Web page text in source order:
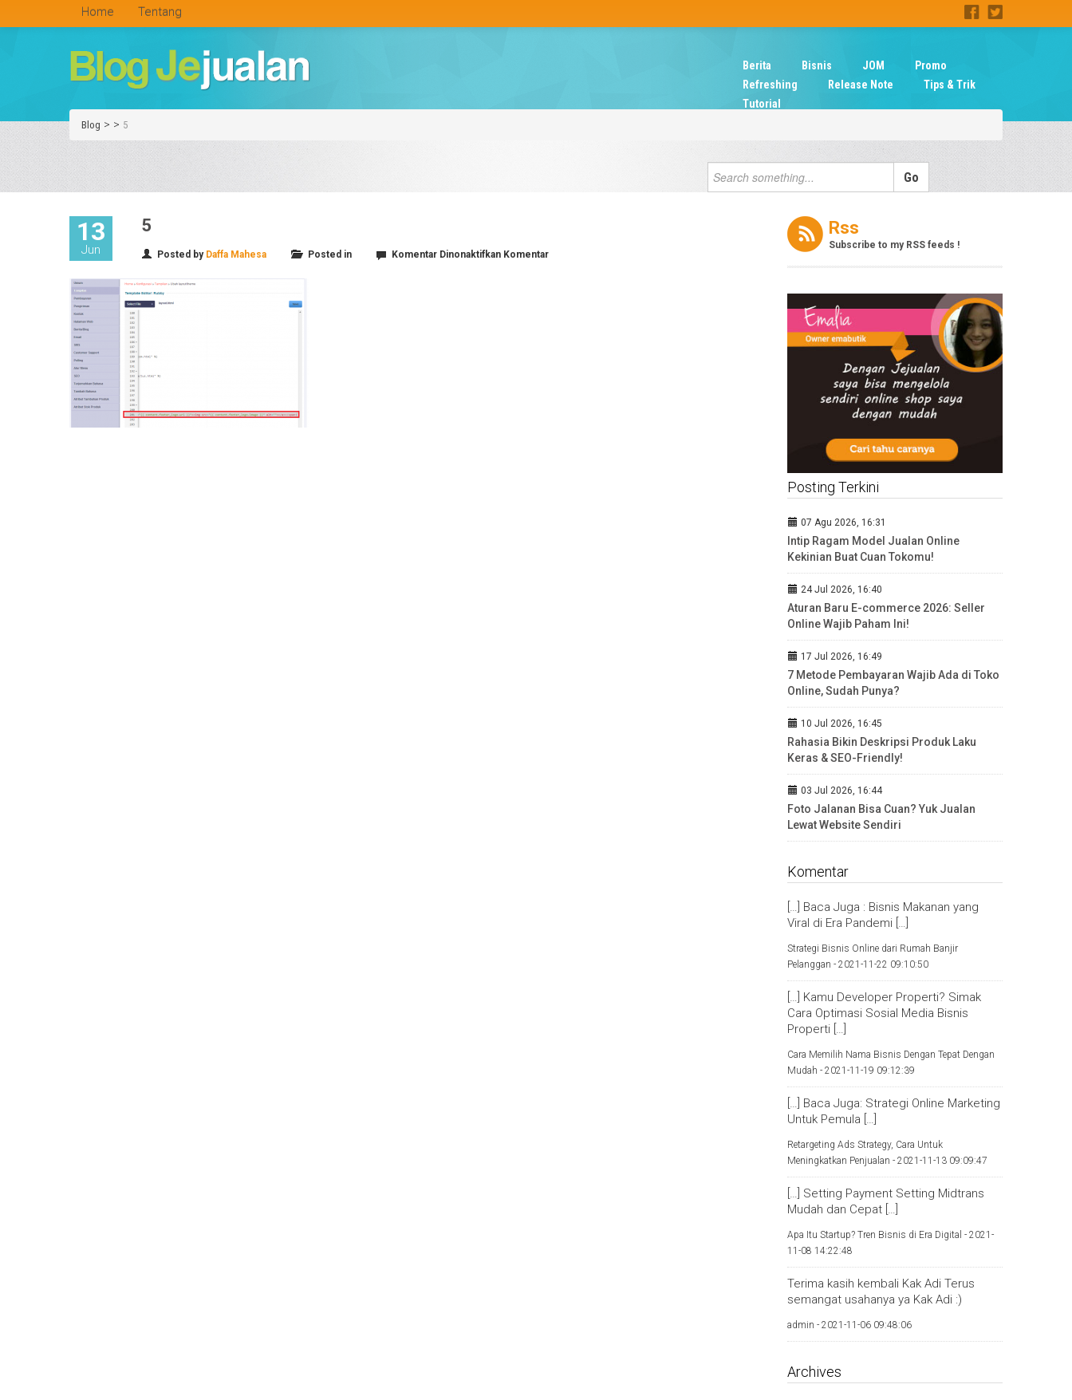
Home Tentang
Berita Bisnis JOM
Promo
Refreshing
Release Note
Tips & Trik
Tutorial
Blog > > 5
13
Jun
5
Posted by Daffa Mahesa Posted in Komentar Dinonaktifkanpada
Komentar
Rss
Subscribe to my RSS feeds !
Posting Terkini
07 Agu 2026, 16:31
Intip Ragam Model Jualan Online
Kekinian Buat Cuan Tokomu!
24 Jul 2026, 16:40
Aturan Baru E-commerce 2026: Seller
Online Wajib Paham Ini!
17 Jul 2026, 16:49
7 Metode Pembayaran Wajib Ada di Toko
Online, Sudah Punya?
10 Jul 2026, 16:45
Rahasia Bikin Deskripsi Produk Laku
Keras & SEO-Friendly!
03 Jul 2026, 16:44
Foto Jalanan Bisa Cuan? Yuk Jualan
Lewat Website Sendiri
Komentar
[…] Baca Juga : Bisnis Makanan yang
Viral di Era Pandemi […]
Strategi Bisnis Online dari Rumah Banjir
Pelanggan - 2021-11-22 09:10:50
[…] Kamu Developer Properti? Simak
Cara Optimasi Sosial Media Bisnis
Properti […]
Cara Memilih Nama Bisnis Dengan Tepat Dengan
Mudah - 2021-11-19 09:12:39
[…] Baca Juga: Strategi Online Marketing
Untuk Pemula […]
Retargeting Ads Strategy, Cara Untuk
Meningkatkan Penjualan - 2021-11-13 09:09:47
[…] Setting Payment Setting Midtrans
Mudah dan Cepat […]
Apa Itu Startup? Tren Bisnis di Era Digital - 2021-
11-08 14:22:48
Terima kasih kembali Kak Adi Terus
semangat usahanya ya Kak Adi :)
admin - 2021-11-06 09:48:06
Archives